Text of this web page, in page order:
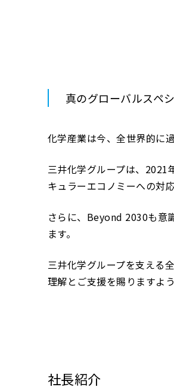
真のグローバルスペ
化学産業は今、全世界的に
三井化学グループは、2021
キュラーエコノミーへの対
さらに、Beyond 2030も意
ます。
三井化学グループを支える
理解とご支援を賜りますよ
社長紹介